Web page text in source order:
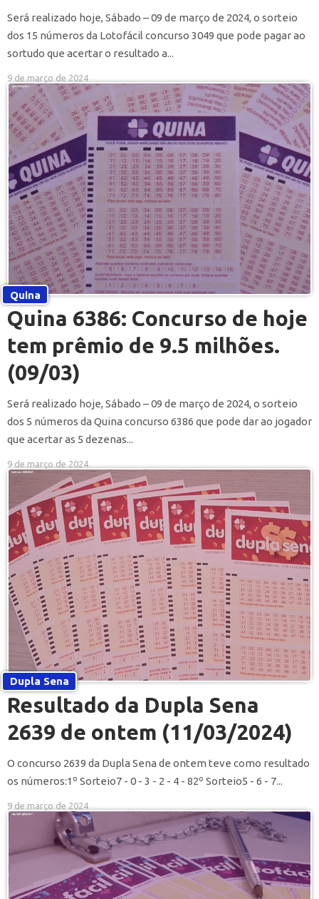
Será realizado hoje, Sábado – 09 de março de 2024, o sorteio
dos 15 números da Lotofácil concurso 3049 que pode pagar ao
sortudo que acertar o resultado a...
9 de março de 2024
Quina
Quina 6386: Concurso de hoje
tem prêmio de 9.5 milhões.
(09/03)
Será realizado hoje, Sábado – 09 de março de 2024, o sorteio
dos 5 números da Quina concurso 6386 que pode dar ao jogador
que acertar as 5 dezenas...
9 de março de 2024
Dupla Sena
Resultado da Dupla Sena
2639 de ontem (11/03/2024)
O concurso 2639 da Dupla Sena de ontem teve como resultado
os números:1º Sorteio7 - 0 - 3 - 2 - 4 - 82º Sorteio5 - 6 - 7...
9 de março de 2024